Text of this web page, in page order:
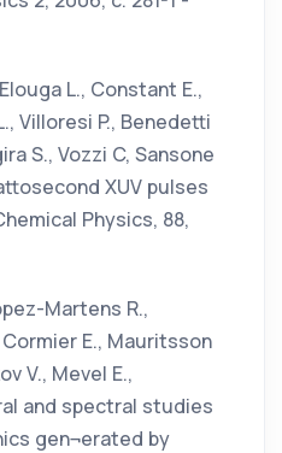
L., Constant E.,
Villoresi P., Benedetti
S., Vozzi C, Sansone
XUV pulses
Physics, 88,
Martens R.,
Cormier E., Mauritsson
V., Mevel E.,
and spectral studies
gen¬erated by